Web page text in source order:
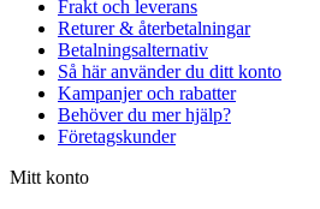
Frakt och leverans
Returer & återbetalningar
Betalningsalternativ
Så här använder du ditt konto
Kampanjer och rabatter
Behöver du mer hjälp?
Företagskunder
Mitt konto